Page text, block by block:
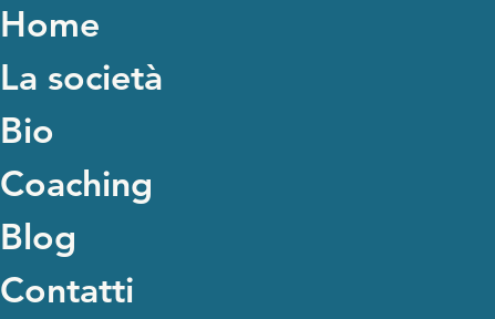
Home
La società
Bio
Coaching
Blog
Contatti